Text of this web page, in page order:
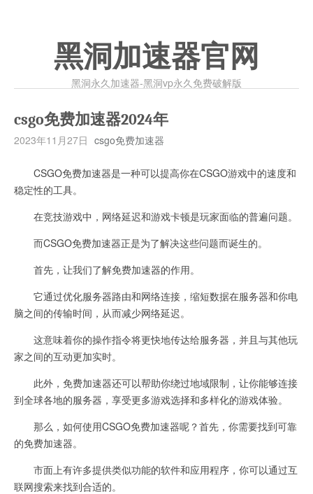
黑洞加速器官网
黑洞永久加速器-黑洞vp永久免费破解版
csgo免费加速器2024年
2023年11月27日 csgo免费加速器
CSGO免费加速器是一种可以提高你在CSGO游戏中的速度和
稳定性的工具。
在竞技游戏中，网络延迟和游戏卡顿是玩家面临的普遍问题。
而CSGO免费加速器正是为了解决这些问题而诞生的。
首先，让我们了解免费加速器的作用。
它通过优化服务器路由和网络连接，缩短数据在服务器和你电
脑之间的传输时间，从而减少网络延迟。
这意味着你的操作指令将更快地传达给服务器，并且与其他玩
家之间的互动更加实时。
此外，免费加速器还可以帮助你绕过地域限制，让你能够连接
到全球各地的服务器，享受更多游戏选择和多样化的游戏体验。
那么，如何使用CSGO免费加速器呢？首先，你需要找到可靠
的免费加速器。
市面上有许多提供类似功能的软件和应用程序，你可以通过互
联网搜索来找到合适的。